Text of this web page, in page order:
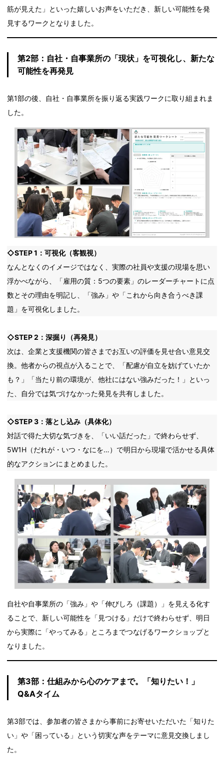
筋が見えた」といった嬉しいお声をいただき、新しい可能性を発
見するワークとなりました。
第2部：自社・自事業所の「現状」を可視化し、新たな
可能性を再発見
第1部の後、自社・自事業所を振り返る実践ワークに取り組まれま
した。
◇STEP 1：可視化（客観視）
なんとなくのイメージではなく、実際の社員や支援の現場を思い
浮かべながら、「雇用の質：5つの要素」のレーダーチャートに点
数とその理由を明記し、「強み」や「これから向き合うべき課
題」を可視化しました。
◇STEP 2：深掘り（再発見）
次は、企業と支援機関の皆さまでお互いの評価を見せ合い意見交
換。他者からの視点が入ることで、「配慮が自立を妨げていたか
も？」「当たり前の環境が、他社にはない強みだった！」といっ
た、自分では気づけなかった発見を共有しました。
◇STEP 3：落とし込み（具体化）
対話で得た大切な気づきを、「いい話だった」で終わらせず、
5W1H（だれが・いつ・なにを…）で明日から現場で活かせる具体
的なアクションにまとめました。
自社や自事業所の「強み」や「伸びしろ（課題）」を見える化す
ることで、新しい可能性を「見つける」だけで終わらせず、明日
から実際に「やってみる」ところまでつなげるワークショップと
なりました。
第3部：仕組みから心のケアまで。「知りたい！」
Q&Aタイム
第3部では、参加者の皆さまから事前にお寄せいただいた「知りた
い」や「困っている」という切実な声をテーマに意見交換しまし
た。